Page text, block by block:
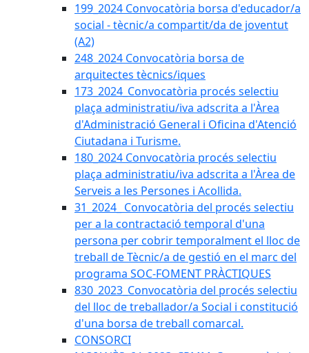
199_2024 Convocatòria borsa d'educador/a
social - tècnic/a compartit/da de joventut
(A2)
248_2024 Convocatòria borsa de
arquitectes tècnics/iques
173_2024_Convocatòria procés selectiu
plaça administratiu/iva adscrita a l'Àrea
d'Administració General i Oficina d'Atenció
Ciutadana i Turisme.
180_2024 Convocatòria procés selectiu
plaça administratiu/iva adscrita a l'Àrea de
Serveis a les Persones i Acollida.
31_2024_ Convocatòria del procés selectiu
per a la contractació temporal d'una
persona per cobrir temporalment el lloc de
treball de Tècnic/a de gestió en el marc del
programa SOC-FOMENT PRÀCTIQUES
830_2023_Convocatòria del procés selectiu
del lloc de treballador/a Social i constitució
d'una borsa de treball comarcal.
CONSORCI